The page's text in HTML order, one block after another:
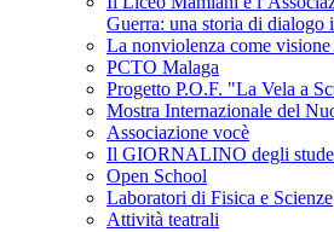
Guerra: una storia di dialogo
La nonviolenza come
PCTO Malaga
Progetto P.O.F. "La Vela a
Mostra Internazionale del
Associazione vocè
Il GIORNALINO degli
Open School
Laboratori di Fisica e Scienze
Attività teatrali